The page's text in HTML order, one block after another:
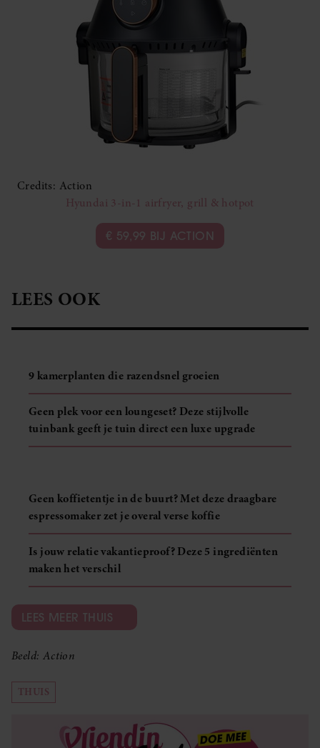
Credits: Action
Hyundai 3-in-1 airfryer, grill & hotpot
€ 59,99 BIJ ACTION
LEES OOK
9 kamerplanten die razendsnel groeien
Geen plek voor een loungeset? Deze stijlvolle
tuinbank geeft je tuin direct een luxe upgrade
Geen koffietentje in de buurt? Met deze draagbare
espressomaker zet je overal verse koffie
Is jouw relatie vakantieproof? Deze 5 ingrediënten
maken het verschil
LEES MEER THUIS
Beeld: Action
THUIS